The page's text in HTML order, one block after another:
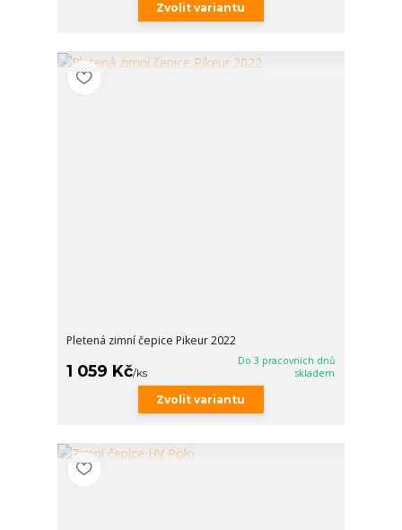
Zvolit variantu
Pletená zimní čepice Pikeur 2022
1 059 Kč/ks
Do 3 pracovních dnů
skladem
Zvolit variantu